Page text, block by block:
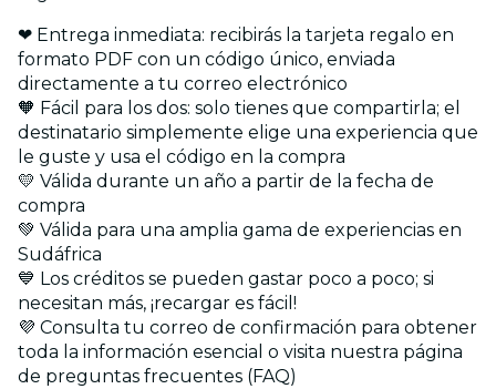
❤ Entrega inmediata: recibirás la tarjeta regalo en
formato PDF con un código único, enviada
directamente a tu correo electrónico
🧡 Fácil para los dos: solo tienes que compartirla; el
destinatario simplemente elige una experiencia que
le guste y usa el código en la compra
💛 Válida durante un año a partir de la fecha de
compra
💚 Válida para una amplia gama de experiencias en
Sudáfrica
💙 Los créditos se pueden gastar poco a poco; si
necesitan más, ¡recargar es fácil!
💜 Consulta tu correo de confirmación para obtener
toda la información esencial o visita nuestra página
de preguntas frecuentes (FAQ)